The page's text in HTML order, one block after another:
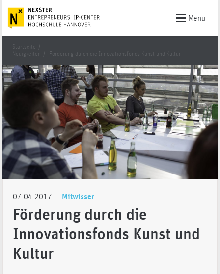
Menü
Startseite /
Neuigkeiten
/ Förderung durch die Innovationsfonds Kunst und Kultur
07.04.2017 Mitwisser
Förderung durch die
Innovationsfonds Kunst und
Kultur